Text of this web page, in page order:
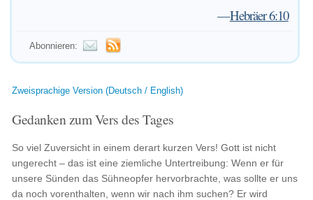
—Hebräer 6:10
Abonnieren:
Zweisprachige Version (Deutsch / English)
Gedanken zum Vers des Tages
So viel Zuversicht in einem derart kurzen Vers! Gott ist nicht
ungerecht – das ist eine ziemliche Untertreibung: Wenn er für
unsere Sünden das Sühneopfer hervorbrachte, was sollte er uns
da noch vorenthalten, wenn wir nach ihm suchen? Er wird